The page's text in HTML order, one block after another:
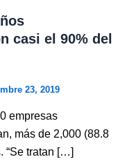
casi el 90% del
23, 2019
empresas
más de 2,000 (88.8
“Se tratan […]